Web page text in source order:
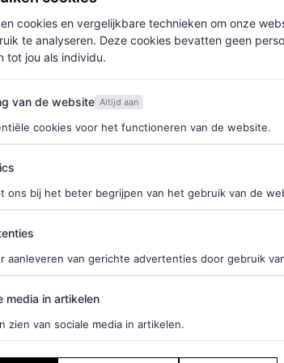
eerste kind
Daily Mailfoto’s van de kersverse ouders die
maken in Los Angeles.
hier in voor de Vogue-nieuwsbrief.
Divergent Series: Insurgent
met weinig publieke optredens samen. Zo
loper.
niet aan zich voorbijgaan. Tijdens een
cookies en vergelijkbare technieken om onze
te analyseren. Deze cookies bevatten geen
tot jou als individu.
de website
van de website Altijd aan
cookies voor het functioneren van de website.
ons bij het beter begrijpen van het gebruik van de
aanleveren van gerichte advertenties door gebruik
in artikelen
media in artikelen
zien van sociale media in artikelen.